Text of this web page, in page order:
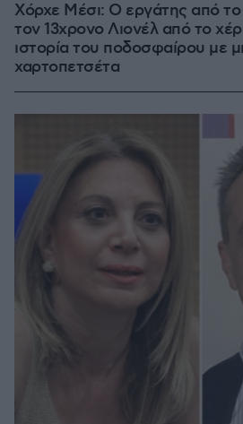
Χόρχε Μέσι: Ο εργάτης από
τον 13χρονο Λιονέλ από το
ιστορία του ποδοσφαίρου με
χαρτοπετσέτα